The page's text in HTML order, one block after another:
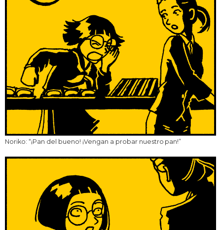
Noriko: “¡Pan del bueno! ¡Vengan a probar nuestro pan!”